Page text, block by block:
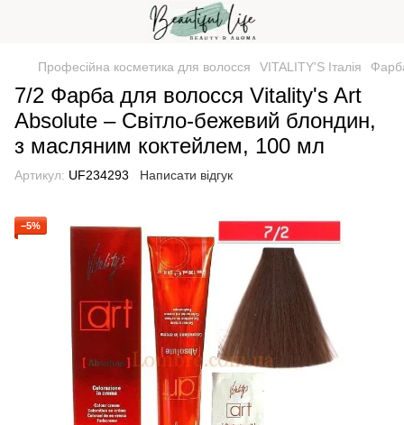
Професійна косметика для волосся VITALITY'S Італія
7/2 Фарба для волосся Vitality's Art
Absolute – Світло-бежевий блондин,
з масляним коктейлем, 100 мл
Артикул: UF234293 Написати відгук
−5%